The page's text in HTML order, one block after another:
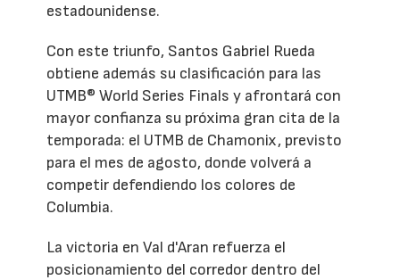
estadounidense.
Con este triunfo, Santos Gabriel Rueda
obtiene además su clasificación para las
UTMB® World Series Finals y afrontará con
mayor confianza su próxima gran cita de la
temporada: el UTMB de Chamonix, previsto
para el mes de agosto, donde volverá a
competir defendiendo los colores de
Columbia.
La victoria en Val d'Aran refuerza el
posicionamiento del corredor dentro del